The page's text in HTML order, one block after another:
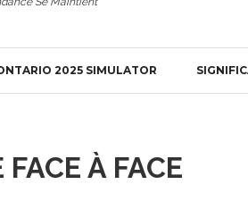
2025 SIMULATOR
À FACE